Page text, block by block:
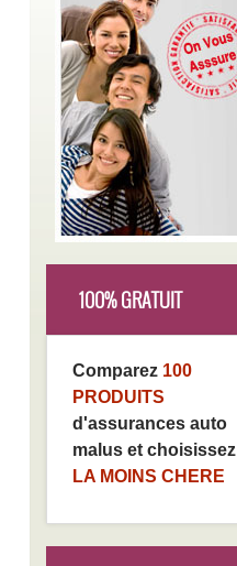
100% GRATUIT
Comparez 100
PRODUITS
d'assurances auto
malus et choisissez
LA MOINS CHERE